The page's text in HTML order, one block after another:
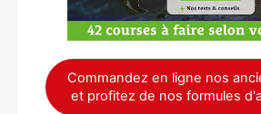
Commandez en ligne nos
et profitez de nos formules